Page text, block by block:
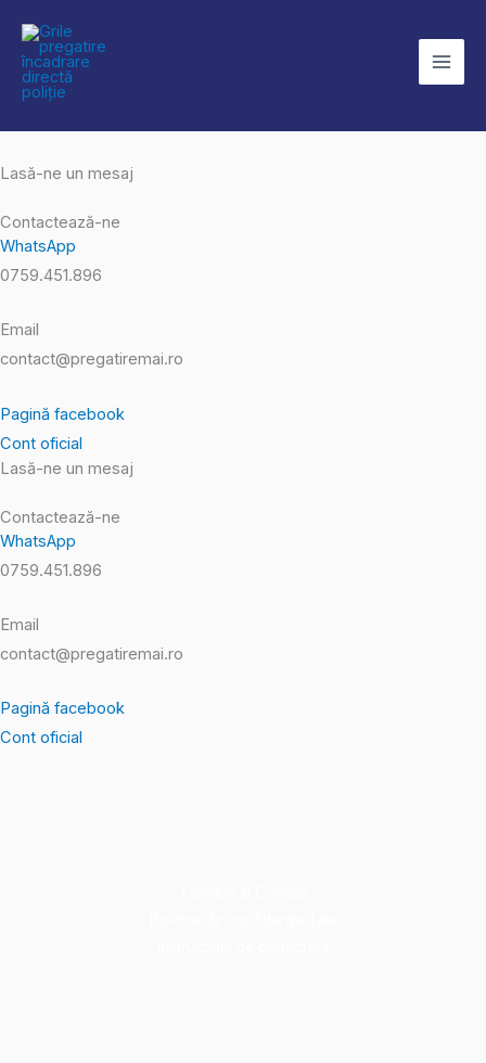
content
Lasă-ne un mesaj
Contactează-ne
WhatsApp
0759.451.896
Email
contact@pregatiremai.ro
Pagină facebook
Cont oficial
Lasă-ne un mesaj
Contactează-ne
WhatsApp
0759.451.896
Email
contact@pregatiremai.ro
Pagină facebook
Cont oficial